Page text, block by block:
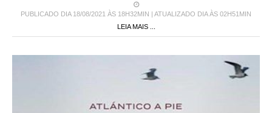
PUBLICADO DIA 18/08/2021 ÀS 18H32MIN | ATUALIZADO DIA ÀS 02H51MIN
LEIA MAIS ...